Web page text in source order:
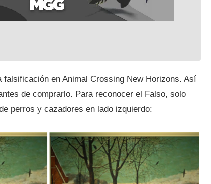
falsificación en Animal Crossing New Horizons. Así
de comprarlo. Para reconocer el Falso, solo
perros y cazadores en lado izquierdo: